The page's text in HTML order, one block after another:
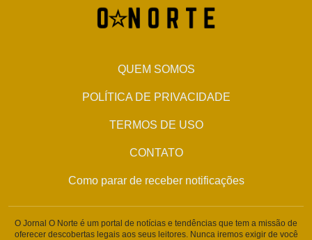
QUEM SOMOS
POLÍTICA DE PRIVACIDADE
TERMOS DE USO
CONTATO
Como parar de receber notificações
O Jornal O Norte é um portal de notícias e tendências que tem a missão de
oferecer descobertas legais aos seus leitores. Nunca iremos exigir de você